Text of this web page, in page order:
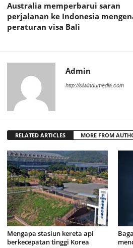
Australia memperbarui saran
perjalanan ke Indonesia
peraturan visa Bali
Admin
http://siwindumedia.com
RELATED ARTICLES MORE FROM
Mengapa stasiun kereta api
berkecepatan tinggi Korea